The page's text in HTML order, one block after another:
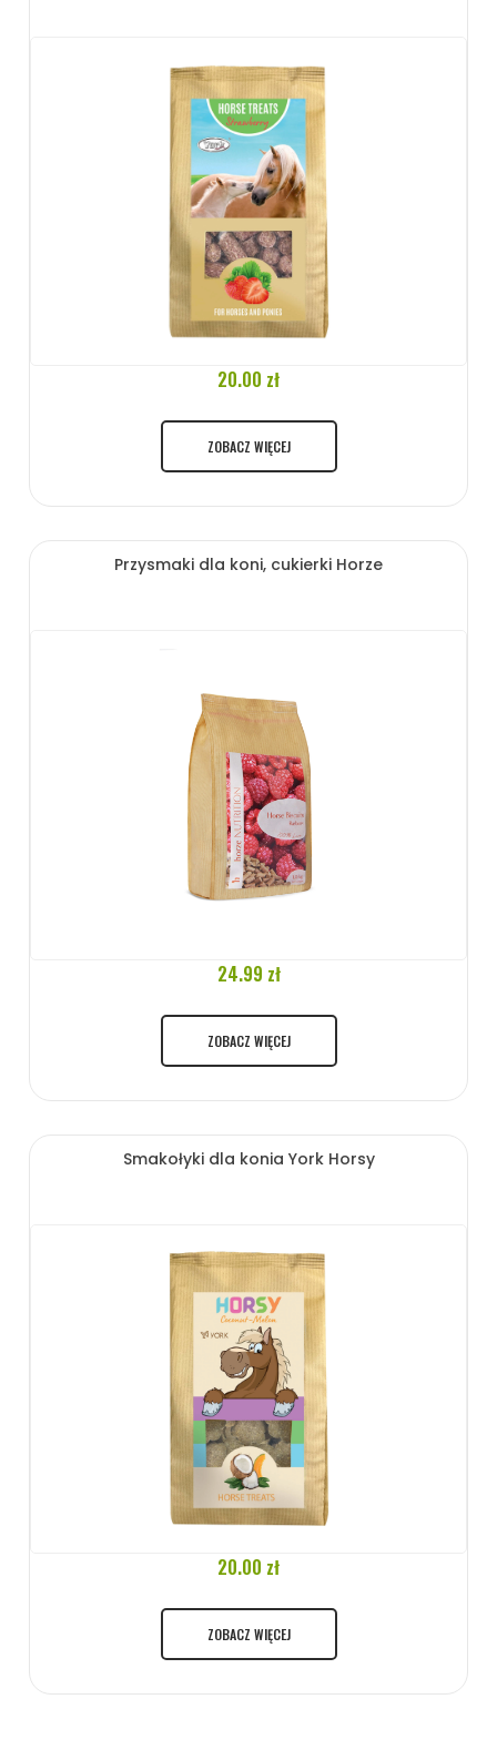
20.00 zł
ZOBACZ WIĘCEJ
Przysmaki dla koni, cukierki Horze
24.99 zł
ZOBACZ WIĘCEJ
Smakołyki dla konia York Horsy
20.00 zł
ZOBACZ WIĘCEJ